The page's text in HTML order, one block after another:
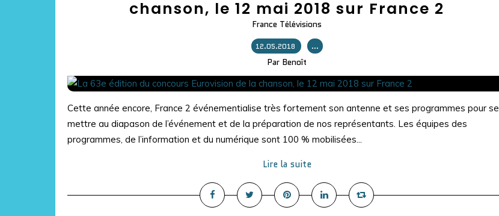
chanson, le 12 mai 2018 sur France 2
France Télévisions
12.05.2018 …
Par Benoît
Cette année encore, France 2 événementialise très fortement son antenne et ses programmes pour se
mettre au diapason de l’événement et de la préparation de nos représentants. Les équipes des
programmes, de l’information et du numérique sont 100 % mobilisées...
Lire la suite